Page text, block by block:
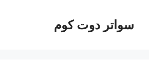
المحتوىسواتر دوت كوم